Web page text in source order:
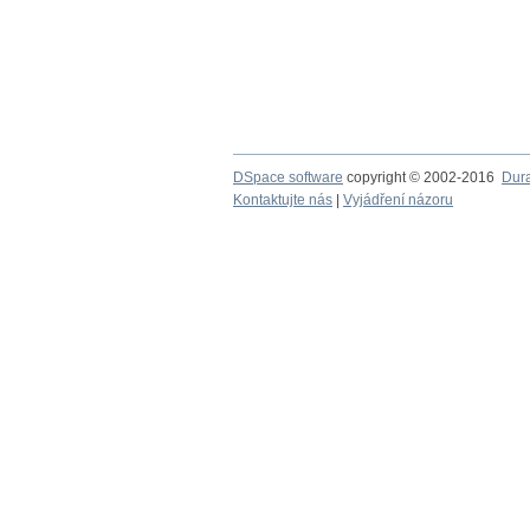
DSpace software copyright © 2002-2016
Kontaktujte nás
Vyjádření názoru